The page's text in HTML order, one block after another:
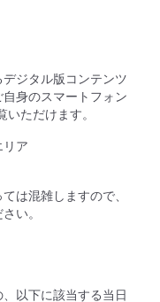
ジタル版コンテンツ
身のスマートフォン
ただけます。
リア
は混雑しますので、
い。
、以下に該当する当日